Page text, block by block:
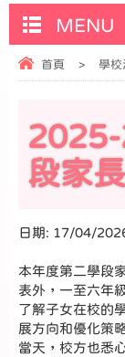
MENU
首頁 > 學校
2025-
段家
日期: 17/04/
本年度第二學段
表外，一至六年
了解子女在校的
展方向和優化策
當天，校方也悉